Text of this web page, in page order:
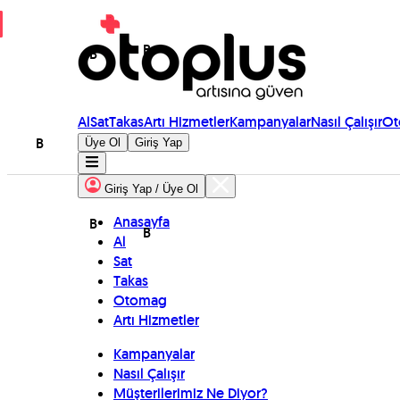
AlSatTakasArtı HizmetlerKampanyalarNasıl Çalışır
Üye Ol Giriş Yap
Giriş Yap / Üye Ol
Anasayfa
Al
Sat
Takas
Otomag
Artı Hizmetler
Kampanyalar
Nasıl Çalışır
Müşterilerimiz Ne Diyor?
B
B
B
B
B